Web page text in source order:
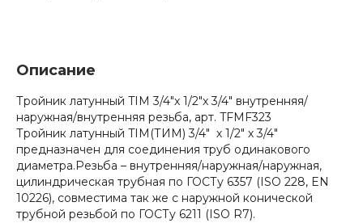
Описание
Тройник латунный TIM 3/4"x 1/2"x 3/4" внутренняя/
наружная/внутренняя резьба, арт. TFMF323
Тройник латунный TIM(ТИМ) 3/4" х 1/2" х 3/4"
предназначен для соединения труб одинакового
диаметра.Резьба – внутренняя/наружная/наружная,
цилиндрическая трубная по ГОСТу 6357 (ISO 228, EN
10226), совместима так же с наружной конической
трубной резьбой по ГОСТу 6211 (ISO R7).